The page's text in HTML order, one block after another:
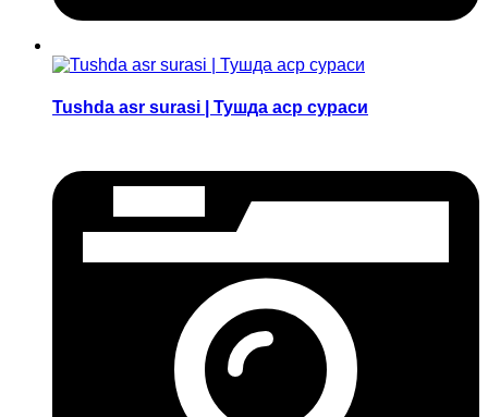
Tushda asr surasi | Тушда аср сураси